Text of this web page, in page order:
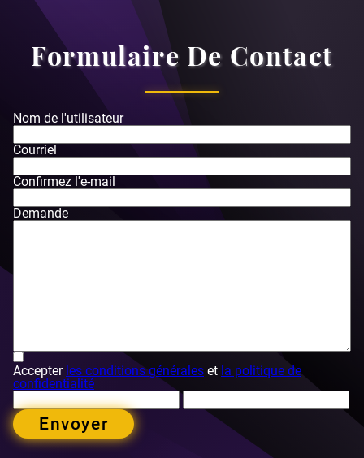
Formulaire De Contact
Nom de l'utilisateur
Courriel
Confirmez l'e-mail
Demande
Accepter les conditions générales et la politique de
confidentialité
Envoyer